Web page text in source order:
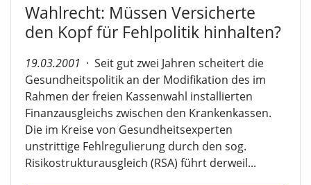
Wahlrecht: Müssen Versicherte
den Kopf für Fehlpolitik hinhalten?
19.03.2001 · Seit gut zwei Jahren scheitert die
Gesundheitspolitik an der Modifikation des im
Rahmen der freien Kassenwahl installierten
Finanzausgleichs zwischen den Krankenkassen.
Die im Kreise von Gesundheitsexperten
unstrittige Fehlregulierung durch den sog.
Risikostrukturausgleich (RSA) führt derweil...